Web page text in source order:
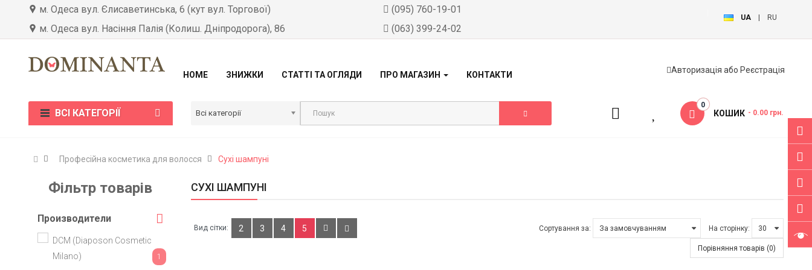
м. Одеса вул. Єлисаветинська, 6 (кут вул. Торгової)
м. Одеса вул. Насіння Палія (Колиш. Дніпродорога), 86
(095) 760-19-01
(063) 399-24-02
UA RU
HOME ЗНИЖКИ СТАТТІ ТА ОГЛЯДИ ПРО МАГАЗИН КОНТАКТИ Авторизація або Реєстрація
ВСІ КАТЕГОРІЇ Всі категорії КОШИК
0
- 0.00 грн.
Професійна косметика для волосся Сухі шампуні
Фільтр товарів
Производители
DCM (Diaposon Cosmetic
Milano)
1
СУХІ ШАМПУНІ
Вид сітки: 2 3 4 5 Сортування за: На сторінку:
Порівняння товарів (0)